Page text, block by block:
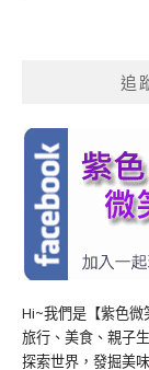
追
Hi~我們是【紫色微
旅行、美食、親子
探索世界，發掘美